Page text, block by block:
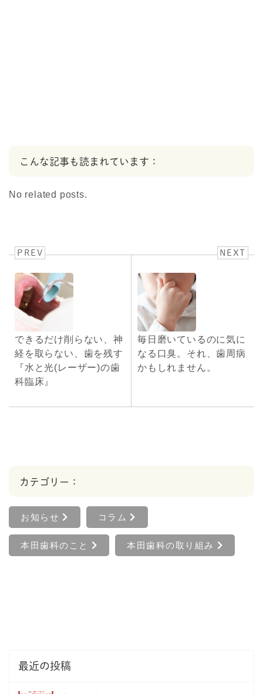
こんな記事も読まれています：
No related posts.
PREV
できるだけ削らない、神
経を取らない、歯を残す
『水と光(レーザー)の歯
科臨床』
NEXT
毎日磨いているのに気に
なる口臭。それ、歯周病
かもしれません。
カテゴリー：
お知らせ コラム
本田歯科のこと 本田歯科の取り組み
最近の投稿